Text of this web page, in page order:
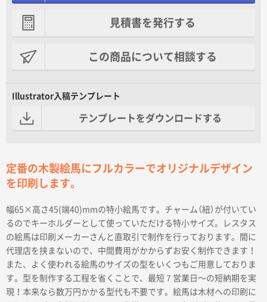
見積書を発行する
この商品について相談する
Illustrator入稿テンプレート
テンプレートをダウンロードする
定番の木製絵馬にフルカラーでオリジナルデザイン
を印刷します。
幅65×高さ45(端40)mmの特小絵馬です。チャーム（紐）が付いてい
るのでキーホルダーとして使っていただける特小サイズ。レスタス
の絵馬は印刷メーカーさんと直取引で制作を行っております。間に
代理店を挟まないので、中間費用がかからずお安く制作できます！
また、よく使われる絵馬のサイズの型をいくつもご用意しておりま
す。型を制作する工程を省くことで、最短７営業日〜の短納期を実
現！本来なら数万円かかる型代も不要です。絵馬は木材への印刷に